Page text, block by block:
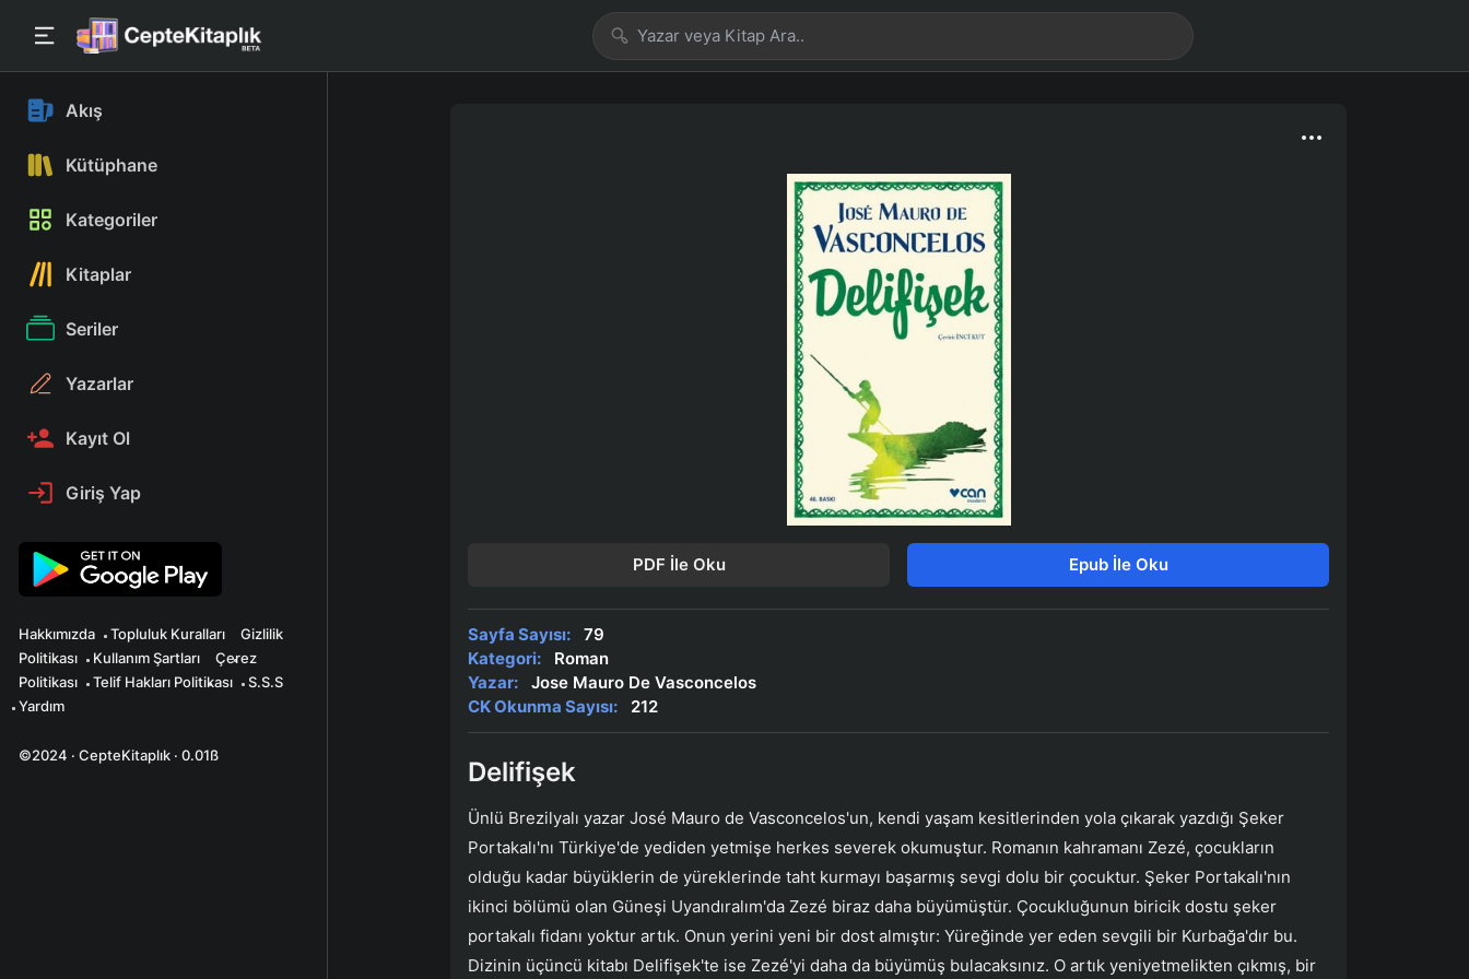
Akış
Kütüphane
Kategoriler
Kitaplar
Seriler
Yazarlar
Kayıt Ol
Giriş Yap
Hakkımızda Topluluk Kuralları
Gizlilik
Politikası
Kullanım Şartları
Çerez
Politikası
Telif Hakları Politikası
S.S.S
Yardım
©2024 · CepteKitaplık · 0.01ß
PDF İle Oku Epub İle Oku
Sayfa Sayısı:
79
Kategori:
Roman
Yazar:
Jose Mauro De Vasconcelos
CK Okunma Sayısı:
212
Delifişek
Ünlü Brezilyalı yazar José Mauro de Vasconcelos'un, kendi yaşam kesitlerinden yola çıkarak yazdığı Şeker
Portakalı'nı Türkiye'de yediden yetmişe herkes severek okumuştur. Romanın kahramanı Zezé, çocukların
olduğu kadar büyüklerin de yüreklerinde taht kurmayı başarmış sevgi dolu bir çocuktur. Şeker Portakalı'nın
ikinci bölümü olan Güneşi Uyandıralım'da Zezé biraz daha büyümüştür. Çocukluğunun biricik dostu şeker
portakalı fidanı yoktur artık. Onun yerini yeni bir dost almıştır: Yüreğinde yer eden sevgili bir Kurbağa'dır bu.
Dizinin üçüncü kitabı Delifişek'te ise Zezé'yi daha da büyümüş bulacaksınız. O artık yeniyetmelikten çıkmış, bir